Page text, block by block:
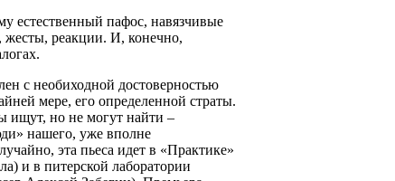
естественный пафос, навязчивые
жесты, реакции. И, конечно,
с необиходной достоверностью
мере, его определенной страты.
ищут, но не могут найти –
нашего, уже вполне
эта пьеса идет в «Практике»
и в питерской лаборатории